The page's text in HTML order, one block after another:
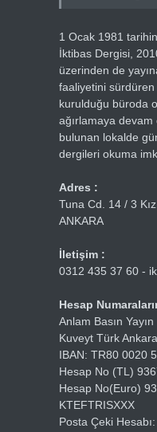
1 Ocak 1981
İktibas Dergisi,
üzerinden de
faaliyetini
kurulduğu büroda
ağırlamaya
bulunan lokalde
dergileri okuma
Adres :
Tuna Cd. 14 / 3
ANKARA
İletişim :
0312 435 37 60 -
Hesap
Anlam Basın Yayın
Kuveyt Türk
IBAN: TR80 0020
Hesap No (TL)
Hesap No(Euro)
KTEFTRISXXX
Posta Çeki Hesabı: